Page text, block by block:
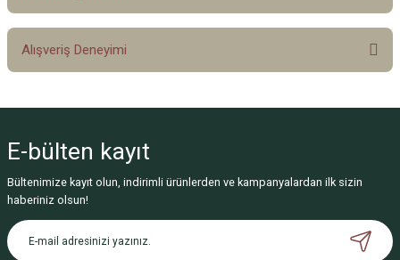
Ürün hakkında henüz soru sorulmamış.
Alışveriş Deneyimi
Deneyimini Paylaş
E-bülten kayıt
Bültenimize kayıt olun, indirimli ürünlerden ve kampanyalardan ilk sizin
haberiniz olsun!